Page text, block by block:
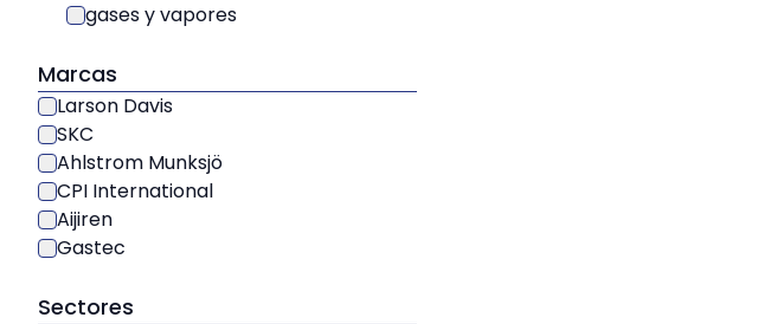
gases y vapores
Marcas
Larson Davis
SKC
Ahlstrom Munksjö
CPI International
Aijiren
Gastec
Sectores